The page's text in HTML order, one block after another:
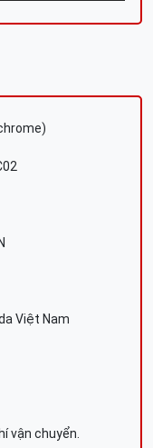
Việt Nam
vận chuyển.